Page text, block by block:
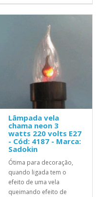
Lâmpada vela
chama neon 3
watts 220 volts E27
- Cód: 4187 - Marca:
Sadokin
Ótima para decoração,
quando ligada tem o
efeito de uma vela
queimando efeito de